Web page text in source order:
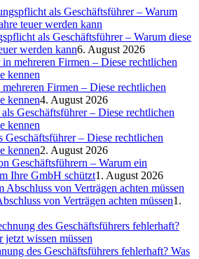
als Geschäftsführer – Warum diese
werden kann6. August 2026
Firmen – Diese rechtlichen
kennen4. August 2026
Geschäftsführer – Diese rechtlichen
kennen2. August 2026
Geschäftsführern – Warum ein
Ihre GmbH schützt1. August 2026
von Verträgen achten müssen1.
des Geschäftsführers fehlerhaft? Was